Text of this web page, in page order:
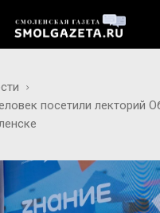
посетили лекторий